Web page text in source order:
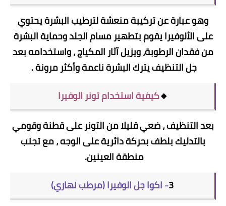
وهو عبارة عن تركيبة منعشة لترطيب البشرة يحتوي
على الألوفيرا يقوم بتطهير مسام الجلد وحماية البشرة
من فقدان الرطوبة، ويزيل آثار المكياج ، واستخدامه بعد
جل التنظيف يترك البشرة ناعمة وأكثر مرونة .
🔸كيفية استخدام تونر الوفيرا
بعد التنظيف ، ضعي قليلا من التونر على قطنة وقومي
بالتدليك بلطف بحركة دائرية على الوجه ، مع تجنب
منطقة العينين.
3- اكوا جل الوفيرا (مرطب نهاري)